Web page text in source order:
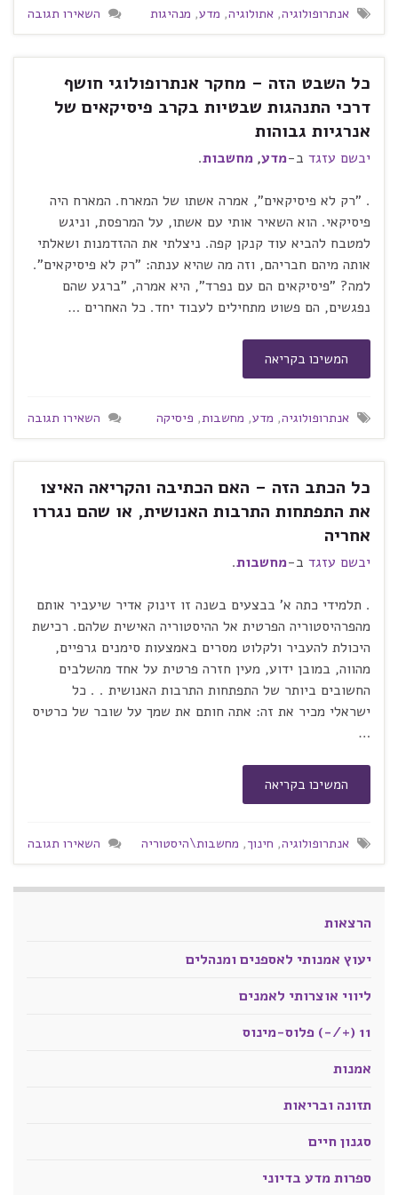
אנתרופולוגיה, אתולוגיה, מדע, מנהיגות השאירו תגובה
כל השבט הזה – מחקר אנתרופולוגי חושף
דרכי התנהגות שבטיות בקרב פיסיקאים של
אנרגיות גבוהות
יבשם עזגד ב-מדע, מחשבות.
. "רק לא פיסיקאים", אמרה אשתו של המארח. המארח היה
פיסיקאי. הוא השאיר אותי עם אשתו, על המרפסת, וניגש
למטבח להביא עוד קנקן קפה. ניצלתי את ההזדמנות ושאלתי
אותה מיהם חבריהם, וזה מה שהיא ענתה: "רק לא פיסיקאים".
למה? "פיסיקאים הם עם נפרד", היא אמרה, "ברגע שהם
נפגשים, הם פשוט מתחילים לעבוד יחד. כל האחרים …
המשיכו בקריאה
אנתרופולוגיה, מדע, מחשבות, פיסיקה השאירו תגובה
כל הכתב הזה – האם הכתיבה והקריאה האיצו
את התפתחות התרבות האנושית, או שהם נגררו
אחריה
יבשם עזגד ב-מחשבות.
. תלמידי כתה א' בבצעים בשנה זו זינוק אדיר שיעביר אותם
מהפרהיסטוריה הפרטית אל ההיסטוריה האישית שלהם. רכישת
היכולת להעביר ולקלוט מסרים באמצעות סימנים גרפיים,
מהווה, במובן ידוע, מעין חזרה פרטית על אחד מהשלבים
החשובים ביותר של התפתחות התרבות האנושית . . כל
ישראלי מכיר את זה: אתה חותם את שמך על שובר של כרטיס
…
המשיכו בקריאה
אנתרופולוגיה, חינוך, מחשבות\היסטוריה השאירו תגובה
הרצאות
יעוץ אמנותי לאספנים ומנהלים
ליווי אוצרותי לאמנים
11 (+/-) פלוס-מינוס
אמנות
תזונה ובריאות
סגנון חיים
ספרות מדע בדיוני